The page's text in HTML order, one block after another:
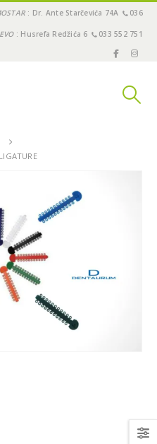
: Dr. Ante Starčevića 74A 036
: Husrefa Redžića 6 033 552 751